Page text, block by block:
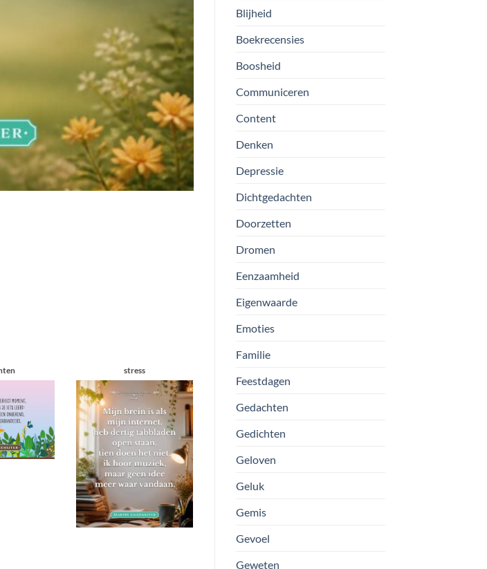
stress
Blijheid
Boekrecensies
Boosheid
Communiceren
Content
Denken
Depressie
Dichtgedachten
Doorzetten
Dromen
Eenzaamheid
Eigenwaarde
Emoties
Familie
Feestdagen
Gedachten
Gedichten
Geloven
Geluk
Gemis
Gevoel
Geweten